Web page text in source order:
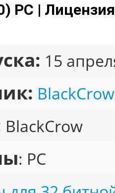
PC | Лицензия
15
BlackCrow
BlackCrow
: PC